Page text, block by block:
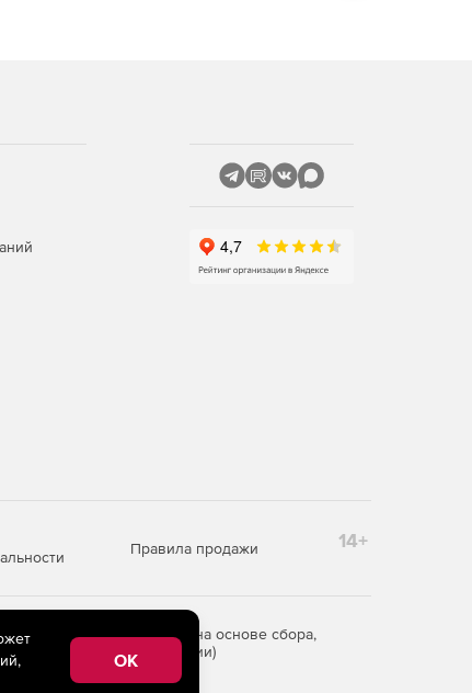
Правила продажи 14+
информации на основе сбора,
Российской Федерации)
OK